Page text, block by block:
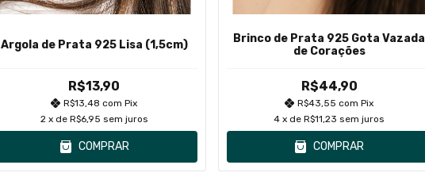
Argola de Prata 925 Lisa (1,5cm)
R$13,90
R$13,48com Pix
2 x de R$6,95 sem juros
COMPRAR
Brinco de Prata 925 Gota Vazada
de Corações
R$44,90
R$43,55com Pix
4 x deR$11,23 sem juros
COMPRAR